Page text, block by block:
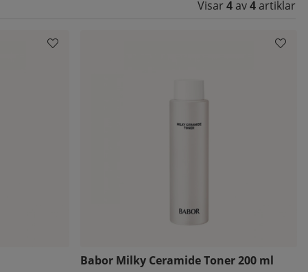
Visar 4av4artiklar
Babor Milky Ceramide Toner 200 ml